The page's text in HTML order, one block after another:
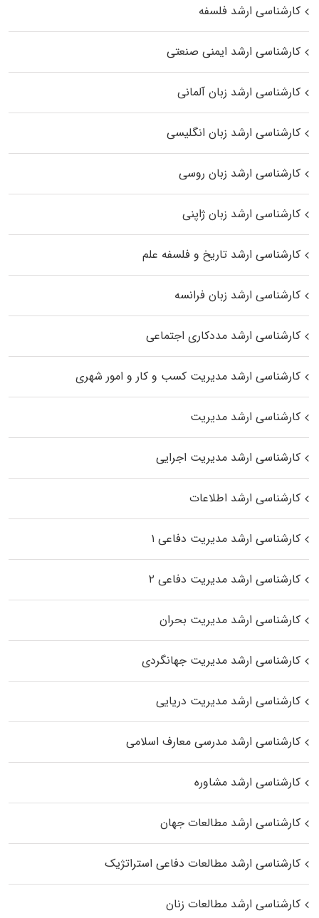
کارشناسی ارشد فلسفه
کارشناسی ارشد ایمنی صنعتی
کارشناسی ارشد زبان آلمانی
کارشناسی ارشد زبان انگلیسی
کارشناسی ارشد زبان روسی
کارشناسی ارشد زبان ژاپنی
کارشناسی ارشد تاریخ و فلسفه علم
کارشناسی ارشد زبان فرانسه
کارشناسی ارشد مددکاری اجتماعی
کارشناسی ارشد مدیریت کسب و کار و امور شهری
کارشناسی ارشد مدیریت
کارشناسی ارشد مدیریت اجرایی
کارشناسی ارشد اطلاعات
کارشناسی ارشد مدیریت دفاعی ۱
کارشناسی ارشد مدیریت دفاعی ۲
کارشناسی ارشد مدیریت بحران
کارشناسی ارشد مدیریت جهانگردی
کارشناسی ارشد مدیریت دریایی
کارشناسی ارشد مدرسی معارف اسلامی
کارشناسی ارشد مشاوره
کارشناسی ارشد مطالعات جهان
کارشناسی ارشد مطالعات دفاعی استراتژیک
کارشناسی ارشد مطالعات زنان